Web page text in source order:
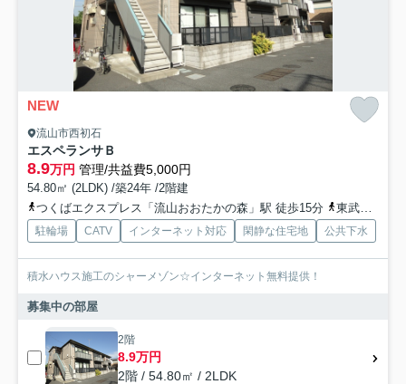
NEW
流山市西初石
エスペランサＢ
8.9万円 管理/共益費5,000円
54.80㎡ (2LDK) /築24年 /2階建
つくばエクスプレス「流山おおたかの森」駅 徒歩15分
東武野田線「流山おおたかの森」駅 徒歩15分
駐輪場 CATV インターネット対応 閑静な住宅地 公共下水
積水ハウス施工のシャーメゾン☆インターネット無料提供！
募集中の部屋
2階
8.9万円
2階 / 54.80㎡ / 2LDK